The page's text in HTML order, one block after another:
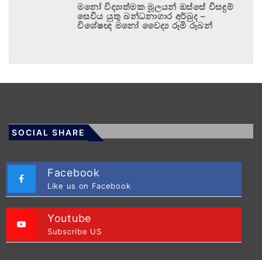
මනෝ විද්‍යාත්මක මූලයන් ඔස්සේ විසඳුම්
සෙවිය යුතු බන්ධනාගාර අර්බුද –
විශේෂඥ මනෝ වෛද්‍ය රූමි රූබන්
SOCIAL SHARE
Facebook
Like us on Facebook
Youtube
Subscribe US